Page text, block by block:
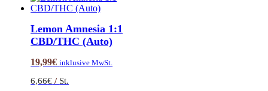
Lemon Amnesia 1:1
CBD/THC (Auto)
19,99€ inklusive MwSt.
6,66€ / St.